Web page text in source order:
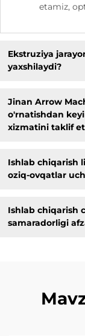
etamiz,
Ekstruziya
yaxshilaydi?
Jinan Arrow
o'rnatishdan
xizmatini taklif
Ishlab chiqarish
oziq-ovqatlar
Ishlab chiqarish
samaradorligi